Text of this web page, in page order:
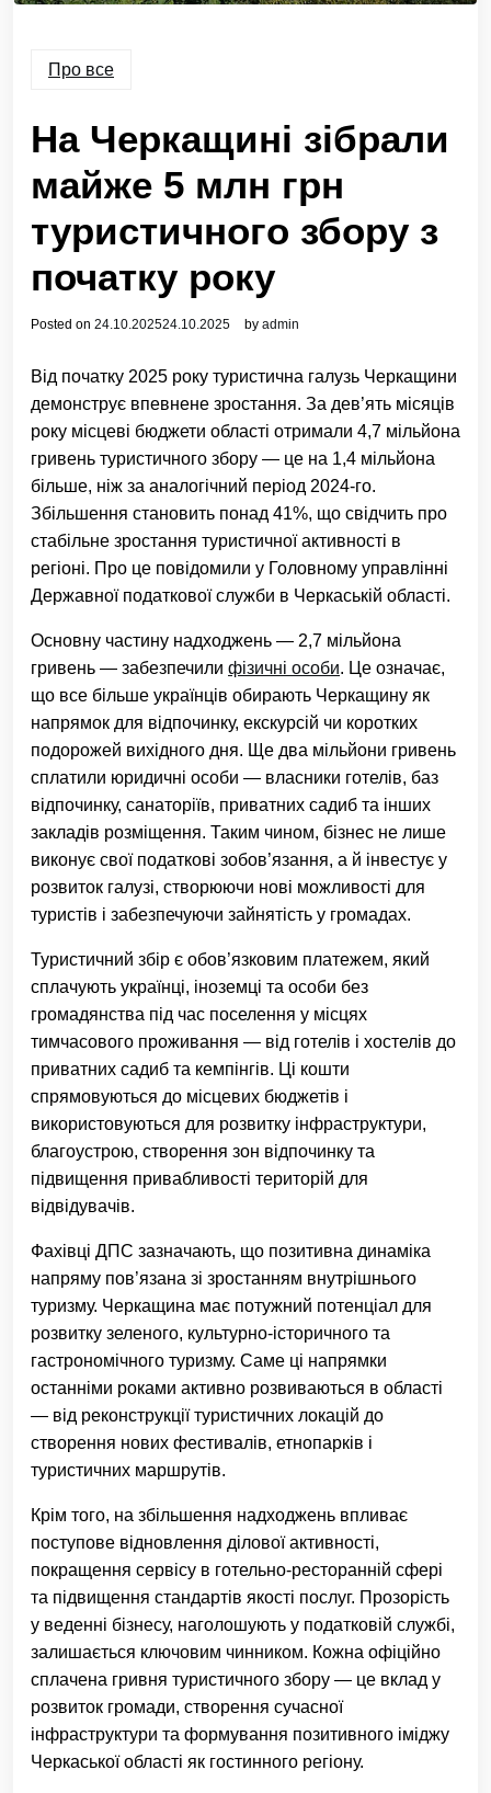
Про все
На Черкащині зібрали
майже 5 млн грн
туристичного збору з
початку року
Posted on 24.10.202524.10.2025 by admin
Від початку 2025 року туристична галузь Черкащини
демонструє впевнене зростання. За дев’ять місяців
року місцеві бюджети області отримали 4,7 мільйона
гривень туристичного збору — це на 1,4 мільйона
більше, ніж за аналогічний період 2024-го.
Збільшення становить понад 41%, що свідчить про
стабільне зростання туристичної активності в
регіоні. Про це повідомили у Головному управлінні
Державної податкової служби в Черкаській області.
Основну частину надходжень — 2,7 мільйона
гривень — забезпечили фізичні особи. Це означає,
що все більше українців обирають Черкащину як
напрямок для відпочинку, екскурсій чи коротких
подорожей вихідного дня. Ще два мільйони гривень
сплатили юридичні особи — власники готелів, баз
відпочинку, санаторіїв, приватних садиб та інших
закладів розміщення. Таким чином, бізнес не лише
виконує свої податкові зобов’язання, а й інвестує у
розвиток галузі, створюючи нові можливості для
туристів і забезпечуючи зайнятість у громадах.
Туристичний збір є обов’язковим платежем, який
сплачують українці, іноземці та особи без
громадянства під час поселення у місцях
тимчасового проживання — від готелів і хостелів до
приватних садиб та кемпінгів. Ці кошти
спрямовуються до місцевих бюджетів і
використовуються для розвитку інфраструктури,
благоустрою, створення зон відпочинку та
підвищення привабливості територій для
відвідувачів.
Фахівці ДПС зазначають, що позитивна динаміка
напряму пов’язана зі зростанням внутрішнього
туризму. Черкащина має потужний потенціал для
розвитку зеленого, культурно-історичного та
гастрономічного туризму. Саме ці напрямки
останніми роками активно розвиваються в області
— від реконструкції туристичних локацій до
створення нових фестивалів, етнопарків і
туристичних маршрутів.
Крім того, на збільшення надходжень впливає
поступове відновлення ділової активності,
покращення сервісу в готельно-ресторанній сфері
та підвищення стандартів якості послуг. Прозорість
у веденні бізнесу, наголошують у податковій службі,
залишається ключовим чинником. Кожна офіційно
сплачена гривня туристичного збору — це вклад у
розвиток громади, створення сучасної
інфраструктури та формування позитивного іміджу
Черкаської області як гостинного регіону.